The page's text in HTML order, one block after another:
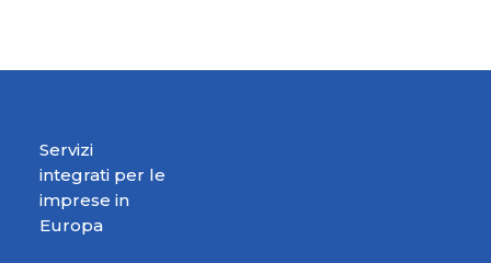
Servizi
integrati per le
imprese in
Europa